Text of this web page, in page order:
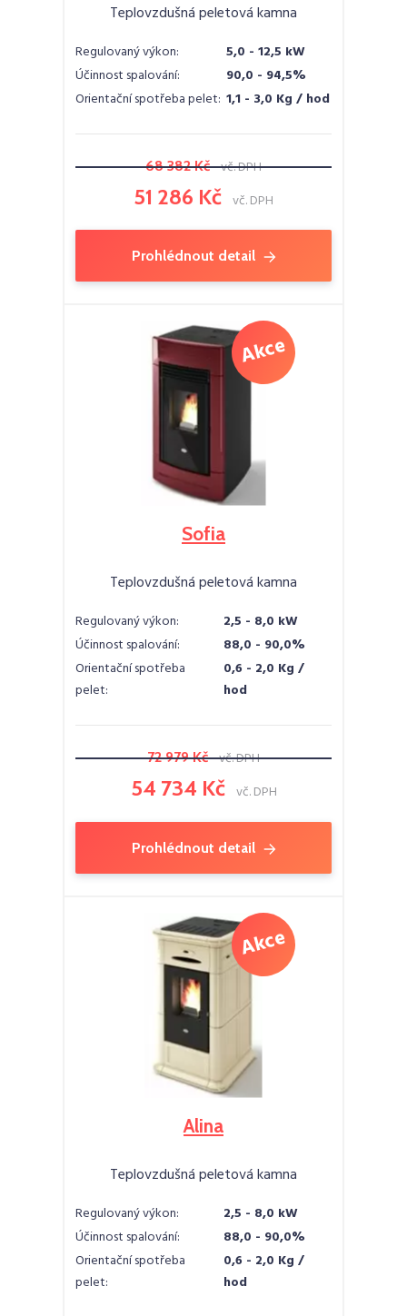
Teplovzdušná peletová kamna
Regulovaný výkon:
5,0 - 12,5 kW
Účinnost spalování:
90,0 - 94,5%
Orientační spotřeba pelet: 1,1 - 3,0 Kg / hod
68 382 Kč vč. DPH
51 286 Kč vč. DPH
Prohlédnout detail
Sofia
Teplovzdušná peletová kamna
Regulovaný výkon:
2,5 - 8,0 kW
Účinnost spalování:
88,0 - 90,0%
Orientační spotřeba
pelet:
0,6 - 2,0 Kg /
hod
72 979 Kč vč. DPH
54 734 Kč vč. DPH
Prohlédnout detail
Alina
Teplovzdušná peletová kamna
Regulovaný výkon:
2,5 - 8,0 kW
Účinnost spalování:
88,0 - 90,0%
Orientační spotřeba
pelet:
0,6 - 2,0 Kg /
hod